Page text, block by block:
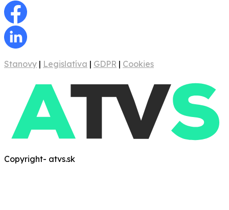
Stanovy | Legislatíva | GDPR | Cookies
Copyright- atvs.sk